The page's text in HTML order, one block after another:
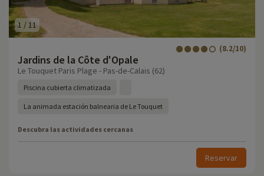
1 /11
Jardins de la Côte d'Opale
(8.2/10)
Le Touquet Paris Plage - Pas-de-Calais (62)
Piscina cubierta climatizada
La animada estación balnearia de Le Touquet
Descubra las actividades cercanas
Reservar